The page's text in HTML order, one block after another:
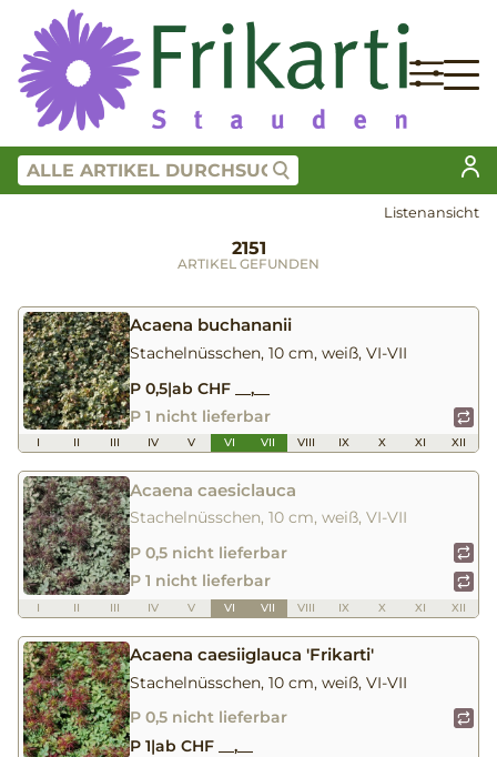
Listenansicht
2151
ARTIKEL GEFUNDEN
Acaena buchananii
Stachelnüsschen, 10 cm, weiß, VI-VII
P 0,5|ab CHF __,__
P 1 nicht lieferbar
I II III IV V VI VII VIII IX X XI XII
Acaena caesiclauca
Stachelnüsschen, 10 cm, weiß, VI-VII
P 0,5 nicht lieferbar
P 1 nicht lieferbar
I II III IV V VI VII VIII IX X XI XII
Acaena caesiiglauca 'Frikarti'
Stachelnüsschen, 10 cm, weiß, VI-VII
P 0,5 nicht lieferbar
P 1|ab CHF __,__